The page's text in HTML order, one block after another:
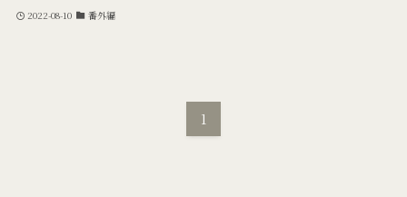
2022-08-10 番外編
1